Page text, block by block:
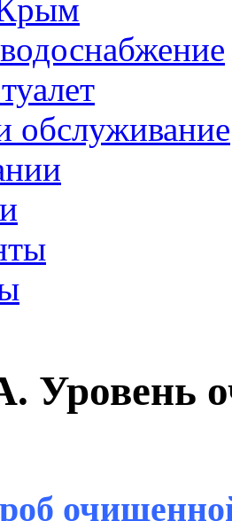
обслуживание